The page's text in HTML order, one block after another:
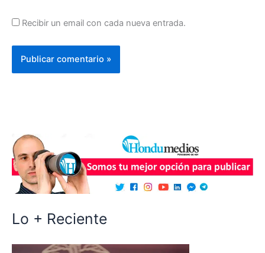
Recibir un email con cada nueva entrada.
Lo + Reciente